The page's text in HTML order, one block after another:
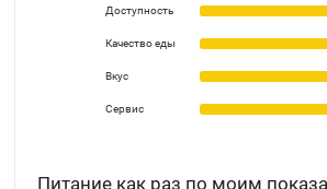
Доступность
Качество еды
Вкус
Сервис
Питание как раз по моим